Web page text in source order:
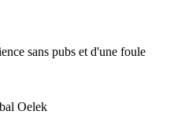
sans pubs et d'une foule
Oelek